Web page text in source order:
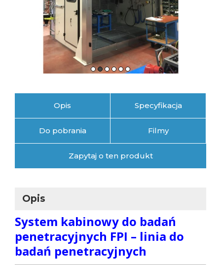
Opis Specyfikacja
Do pobrania Filmy
Zapytaj o ten produkt
Opis
System kabinowy do badań
penetracyjnych FPI – linia do
badań penetracyjnych